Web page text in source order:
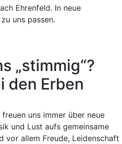
Ehrenfeld. In neue
uns passen.
„stimmig“?
den Erben
uns immer über neue
und Lust aufs gemeinsame
vor allem Freude, Leidenschaft